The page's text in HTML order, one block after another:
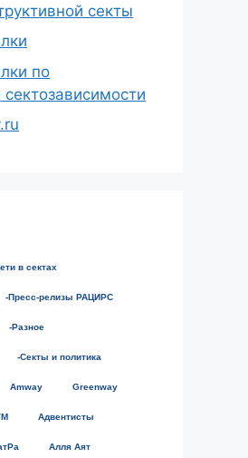
секты
по
в сектах
-Пресс-релизы РАЦИРС
-Разное
-Секты и политика
Amway Greenway
Адвентисты
Алля Аят